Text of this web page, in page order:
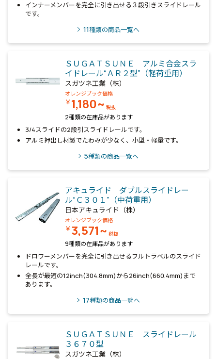
インナーメンバーを完全に引き出せる３段引きスライドレール
です。
11種類の商品一覧へ
ＳＵＧＡＴＳＵＮＥ アルミ合金スラ
イドレール“ＡＲ２型”（軽荷重用）
スガツネ工業（株）
オレンジブック価格
￥1,180~ 税抜
2種類の在庫品があります
3/4スライドの2段引スライドレールです。
アルミ押出し材製でたわみが少なく、小型・軽量です。
5種類の商品一覧へ
アキュライド ダブルスライドレー
ル“Ｃ３０１”（中荷重用）
日本アキュライド（株）
オレンジブック価格
￥3,571~ 税抜
9種類の在庫品があります
ドロワーメンバーを完全に引き出せるフルトラベルのスライド
レールです。
全長が最短の12inch(304.8mm)から26inch(660.4mm)まで
あります。
17種類の商品一覧へ
ＳＵＧＡＴＳＵＮＥ スライドレール
３６７０型
スガツネ工業（株）